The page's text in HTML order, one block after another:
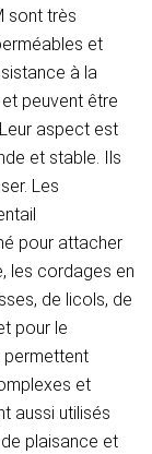
sont très
et
à la
peuvent être
aspect est
et stable. Ils
Les
pour attacher
les cordages en
de licols, de
pour le
permettent
et
aussi utilisés
plaisance et